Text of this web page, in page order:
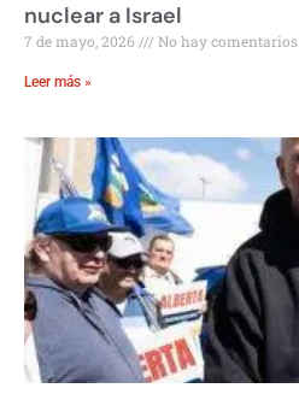
nuclear a Israel
7 de mayo, 2026 No hay comentarios
Leer más »